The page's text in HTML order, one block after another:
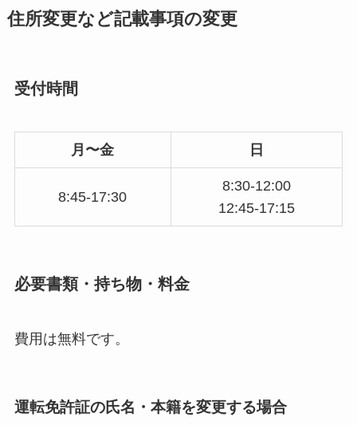
住所変更など記載事項の変更
受付時間
月〜金 日
8:45-17:30
8:30-12:00
12:45-17:15
必要書類・持ち物・料金
費用は無料です。
運転免許証の氏名・本籍を変更する場合